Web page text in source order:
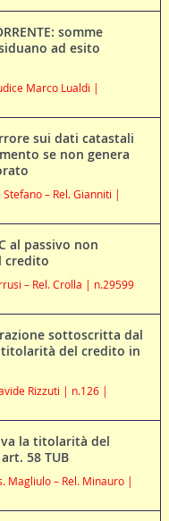
somme
ad esito
Marco Lualdi |
sui dati catastali
se non genera
– Rel. Gianniti |
al passivo non
credito
– Rel. Crolla | n.29599
sottoscritta dal
del credito in
Rizzuti | n.126 |
la titolarità del
58 TUB
Magliulo – Rel. Minauro |